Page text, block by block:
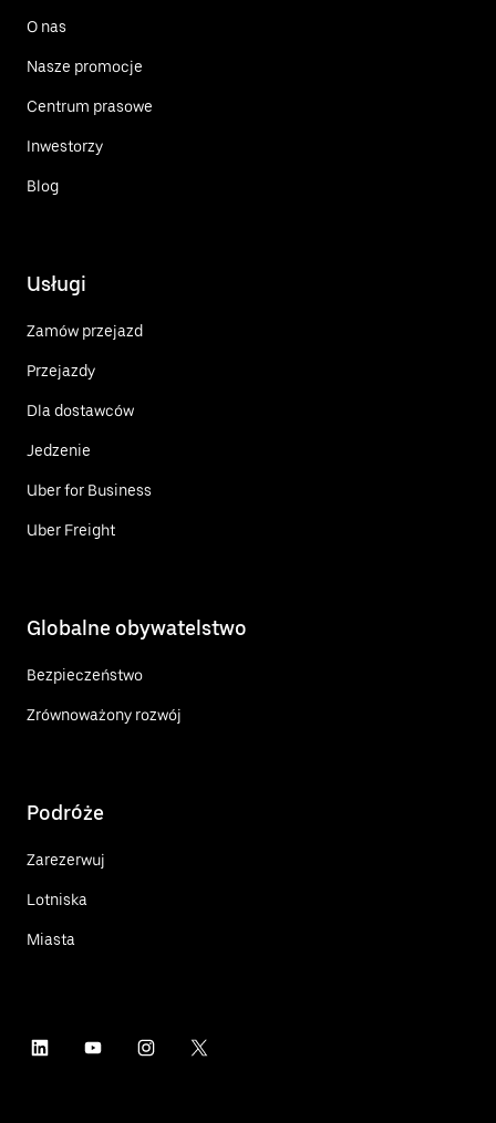
O nas
Nasze promocje
Centrum prasowe
Inwestorzy
Blog
Usługi
Zamów przejazd
Przejazdy
Dla dostawców
Jedzenie
Uber for Business
Uber Freight
Globalne obywatelstwo
Bezpieczeństwo
Zrównoważony rozwój
Podróże
Zarezerwuj
Lotniska
Miasta